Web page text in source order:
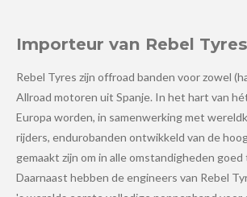
Importeur van Rebel Tyres
Rebel Tyres zijn offroad banden voor zowel
Allroad motoren uit Spanje. In het hart van
Europa worden, in samenwerking met
rijders, endurobanden ontwikkeld van de
gemaakt zijn om in alle omstandigheden
Daarnaast hebben de engineers van Rebel